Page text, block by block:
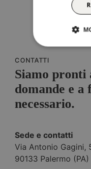
CONTATTI
Siamo pronti
domande e
necessario.
Sede e contatti
Via Antonio Gagini,
90133 Palermo (PA)